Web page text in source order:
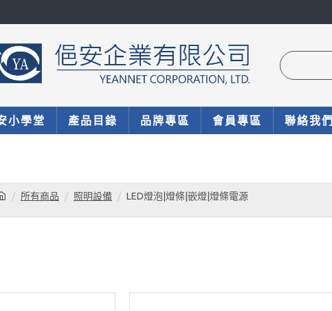
小學堂 產品目錄 品牌專區 會員專區 聯絡我們
所有商品 照明設備 LED燈泡|燈條|嵌燈|燈條電源